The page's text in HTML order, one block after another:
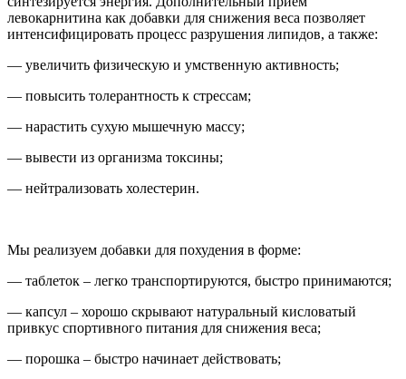
левокарнитина как добавки для снижения веса позволяет
интенсифицировать процесс разрушения липидов, а также:
— увеличить физическую и умственную активность;
— повысить толерантность к стрессам;
— нарастить сухую мышечную массу;
— вывести из организма токсины;
— нейтрализовать холестерин.
Мы реализуем добавки для похудения в форме:
— таблеток – легко транспортируются, быстро принимаются;
— капсул – хорошо скрывают натуральный кисловатый
привкус спортивного питания для снижения веса;
— порошка – быстро начинает действовать;